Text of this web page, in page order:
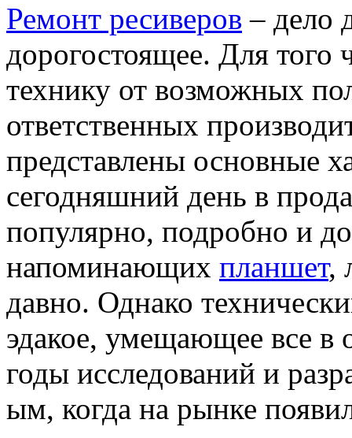
Ремонт ресиверов – дело
дорогостоящее. Для того
технику от возможных
ответственных
представлены основные
сегодняшний день в
популярно, подробно и
напоминающих планшет,
давно. Однако
эдакое, умещающее все в
годы исследований и
ым, когда на рынке